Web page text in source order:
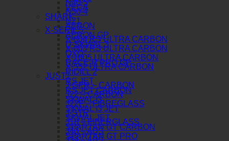
N40-5
N30-4
N21
X-SERIES
X-804 RS ULTRA CARBON
X-803 RS ULTRA CARBON
X-1005 ULTRA CARBON
X-552 ULTRA CARBON
JUST1
J-GPR – CARBON
J22 – CARBON
J22F – FIBREGLASS
J-STR
J18 – FIBERGLASS
J40 – ABS
VEGA
SHARK
AERON
AERON GP
D-SKWAL 3
OXO
RACE-R PRO GP
RIDILL 2
RS JET
RS JET CARBON
SKWAL I3
SKWAL I3 JET
SKWAL JET
SPARTAN GT CARBON
SPARTAN GT PRO